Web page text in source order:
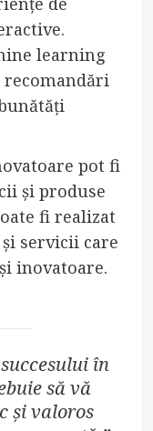
learning
pot fi
și produse
fi realizat
servicii care
inovatoare.
în
să vă
și valoros